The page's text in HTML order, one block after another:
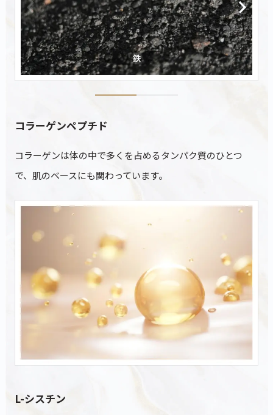
コラーゲンペプチド
コラーゲンは体の中で多くを占めるタンパク質のひとつ
で、肌のベースにも関わっています。
L-シスチン